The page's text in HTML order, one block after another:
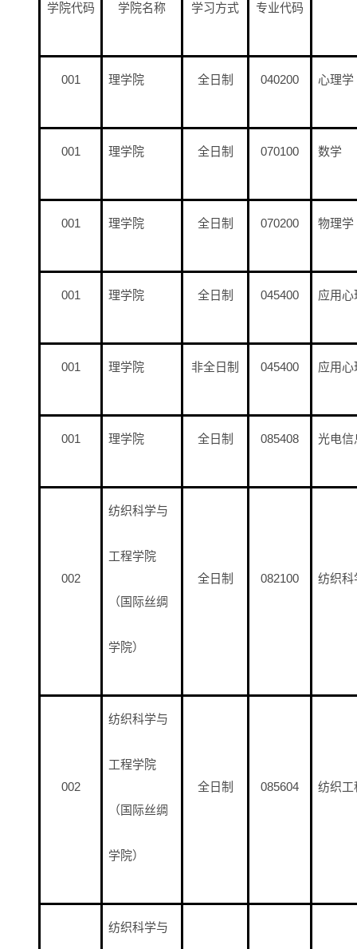
学院代码 学院名称 学习方式 专业代码
001 理学院 全日制 040200 心理学
001 理学院 全日制 070100 数学
001 理学院 全日制 070200 物理学
001 理学院 全日制 045400 应用心
001 理学院 非全日制 045400 应用心
001 理学院 全日制 085408 光电信
002
纺织科学与
工程学院
（国际丝绸
学院）
全日制 082100 纺织科
002
纺织科学与
工程学院
（国际丝绸
学院）
全日制 085604 纺织工
纺织科学与